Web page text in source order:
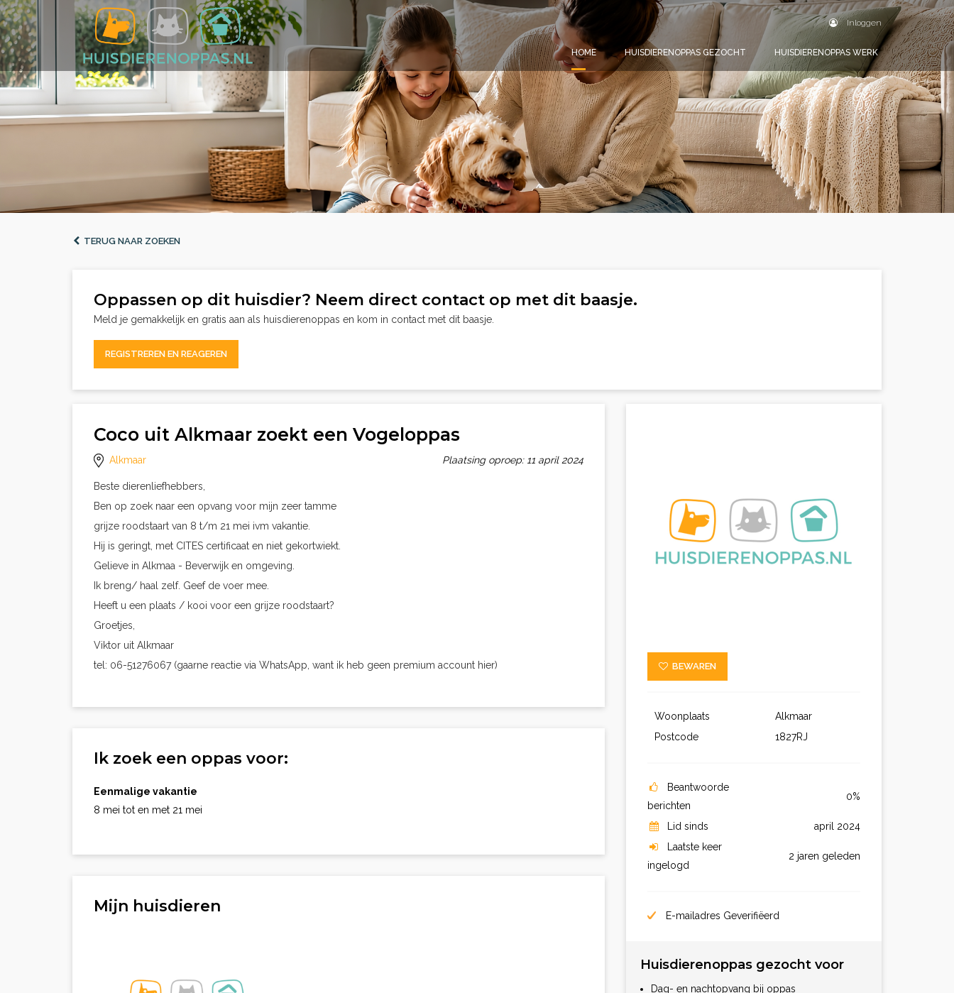
Inloggen
HOME HUISDIERENOPPAS GEZOCHT HUISDIERENOPPAS WERK
TERUG NAAR ZOEKEN
Oppassen op dit huisdier? Neem direct contact op met dit baasje.
Meld je gemakkelijk en gratis aan als huisdierenoppas en kom in contact met dit baasje.
REGISTREREN EN REAGEREN
Coco uit Alkmaar zoekt een Vogeloppas
Alkmaar Plaatsing oproep: 11 april 2024
Beste dierenliefhebbers,
Ben op zoek naar een opvang voor mijn zeer tamme
grijze roodstaart van 8 t/m 21 mei ivm vakantie.
Hij is geringt, met CITES certificaat en niet gekortwiekt.
Gelieve in Alkmaa - Beverwijk en omgeving.
Ik breng/ haal zelf. Geef de voer mee.
Heeft u een plaats / kooi voor een grijze roodstaart?
Groetjes,
Viktor uit Alkmaar
tel: 06-51276067 (gaarne reactie via WhatsApp, want ik heb geen premium account hier)
Ik zoek een oppas voor:
Eenmalige vakantie
8 mei tot en met 21 mei
Mijn huisdieren
BEWAREN
Woonplaats
Alkmaar
Postcode
1827RJ
Beantwoorde
berichten
0%
Lid sinds
april 2024
Laatste keer
ingelogd
2 jaren geleden
E-mailadres Geverifiëerd
Huisdierenoppas gezocht voor
Dag- en nachtopvang bij oppas